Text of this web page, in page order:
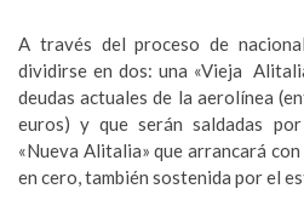
A través del proceso de
dividirse en dos: una «Vieja
deudas actuales de la aerolínea
euros) y que serán saldadas
«Nueva Alitalia» que arrancará
en cero, también sostenida por el